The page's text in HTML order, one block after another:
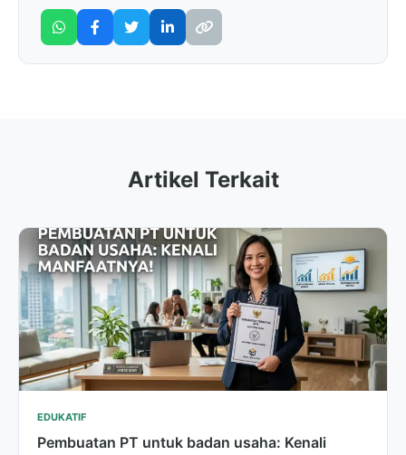
Artikel Terkait
EDUKATIF
Pembuatan PT untuk badan usaha: Kenali